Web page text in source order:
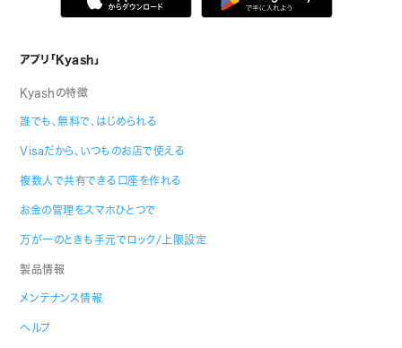
アプリ「Kyash」
Kyashの特徴
誰でも、無料で、はじめられる
Visaだから、いつものお店で使える
複数人で共有できる口座を作れる
お金の管理をスマホひとつで
万が一のときも手元でロック/上限設定
製品情報
メンテナンス情報
ヘルプ